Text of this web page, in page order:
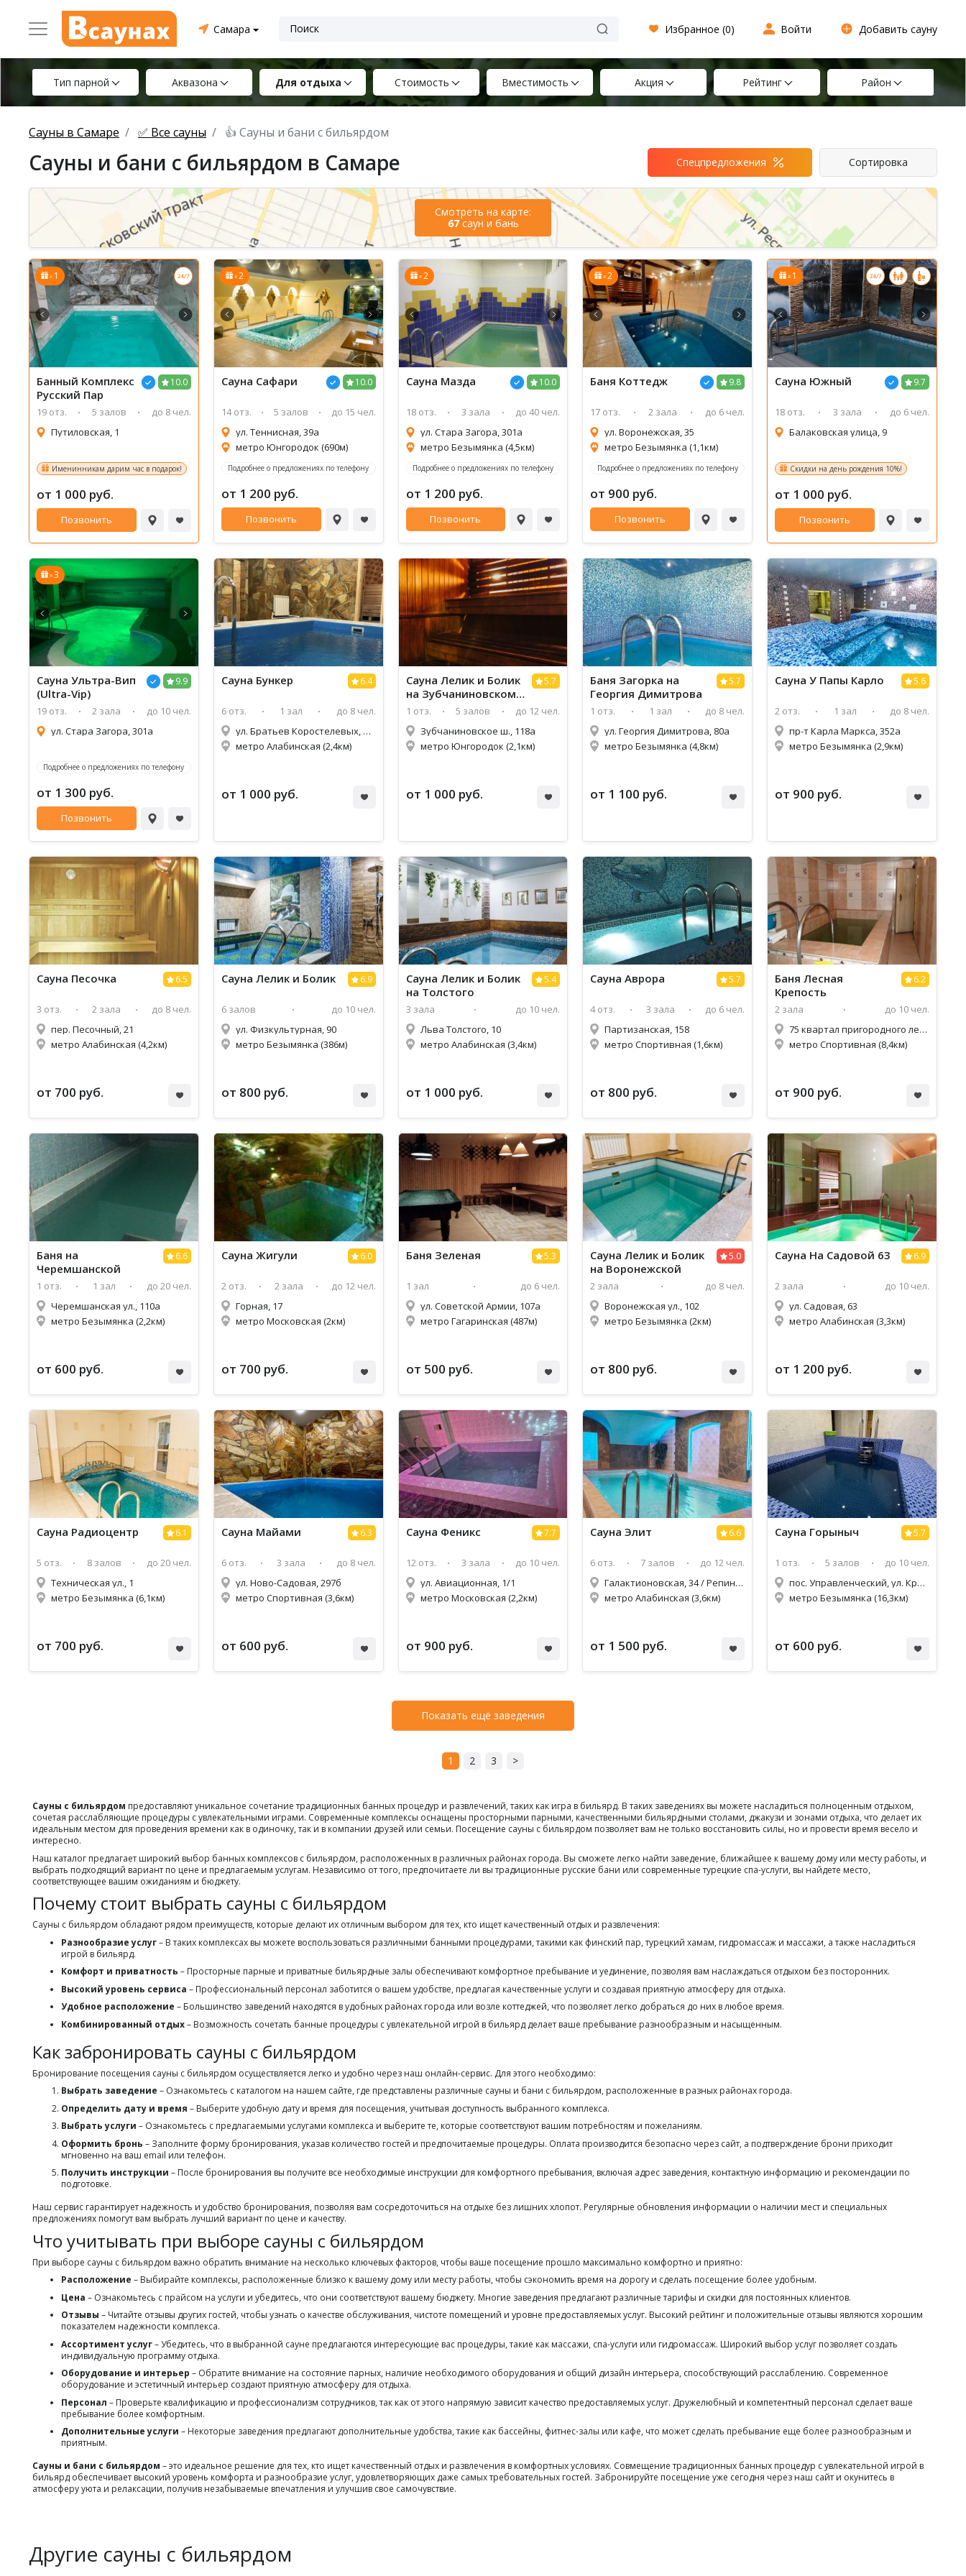
Самара Избранное (0) Войти Добавить сауну
Тип парной Аквазона Для отдыха Стоимость Вместимость Акция Рейтинг Район
Сауны в Самаре ✅ Все сауны 👍 Сауны и бани с бильярдом
Сауны и бани с бильярдом в Самаре Спецпредложения Сортировка
Смотреть на карте:
67саун и бань
x 1
10.0
Банный Комплекс
Русский Пар
19 отз. 5 залов
до 8 чел.
Путиловская, 1
Именинникам дарим час в подарок!
от 1 000 руб.
Позвонить
x 2
10.0
Сауна Сафари
14 отз. 5 залов
до 15 чел.
ул. Теннисная, 39а
метро Юнгородок (690м)
Подробнее о предложениях по телефону
от 1 200 руб.
Позвонить
x 2
10.0
Сауна Мазда
18 отз. 3 зала
до 40 чел.
ул. Стара Загора, 301а
метро Безымянка (4,5км)
Подробнее о предложениях по телефону
от 1 200 руб.
Позвонить
x 2
9.8
Баня Коттедж
17 отз. 2 зала
до 6 чел.
ул. Воронежская, 35
метро Безымянка (1,1км)
Подробнее о предложениях по телефону
от 900 руб.
Позвонить
x 1
9.7
Сауна Южный
18 отз. 3 зала
до 6 чел.
Балаковская улица, 9
Скидки на день рождения 10%!
от 1 000 руб.
Позвонить
x3
9.9
Сауна Ультра-Вип
(Ultra-Vip)
19 отз. 2 зала
до 10 чел.
ул. Стара Загора, 301а
Подробнее о предложениях по телефону
от 1 300 руб.
Позвонить
6.4
Сауна Бункер
6 отз. 1 зал
до 8 чел.
ул. Братьев Коростелевых, 112
метро Алабинская (2,4км)
от 1 000 руб.
5.7
Сауна Лелик и Болик
на Зубчаниновском
шоссе
1 отз. 5 залов
до 12 чел.
Зубчаниновское ш., 118а
метро Юнгородок (2,1км)
от 1 000 руб.
5.7
Баня Загорка на
Георгия Димитрова
1 отз. 1 зал
до 8 чел.
ул. Георгия Димитрова, 80а
метро Безымянка (4,8км)
от 1 100 руб.
5.6
Сауна У Папы Карло
2 отз. 1 зал
до 8 чел.
пр-т Карла Маркса, 352а
метро Безымянка (2,9км)
от 900 руб.
6.5
Сауна Песочка
3 отз. 2 зала
до 8 чел.
пер. Песочный, 21
метро Алабинская (4,2км)
от 700 руб.
6.9
Сауна Лелик и Болик
6 залов
до 10 чел.
ул. Физкультурная, 90
метро Безымянка (386м)
от 800 руб.
5.4
Сауна Лелик и Болик
на Толстого
3 зала
до 10 чел.
Льва Толстого, 10
метро Алабинская (3,4км)
от 1 000 руб.
5.7
Сауна Аврора
4 отз. 3 зала
до 6 чел.
Партизанская, 158
метро Спортивная (1,6км)
от 800 руб.
6.2
Баня Лесная
Крепость
2 зала
до 10 чел.
75 квартал пригородного лесничества
метро Спортивная (8,4км)
от 900 руб.
6.6
Баня на
Черемшанской
1 отз. 1 зал
до 20 чел.
Черемшанская ул., 110а
метро Безымянка (2,2км)
от 600 руб.
6.0
Сауна Жигули
2 отз. 2 зала
до 12 чел.
Горная, 17
метро Московская (2км)
от 700 руб.
5.3
Баня Зеленая
1 зал
до 6 чел.
ул. Советской Армии, 107а
метро Гагаринская (487м)
от 500 руб.
5.0
Сауна Лелик и Болик
на Воронежской
2 зала
до 8 чел.
Воронежская ул., 102
метро Безымянка (2км)
от 800 руб.
6.9
Сауна На Садовой 63
2 зала
до 10 чел.
ул. Садовая, 63
метро Алабинская (3,3км)
от 1 200 руб.
6.1
Сауна Радиоцентр
5 отз. 8 залов
до 20 чел.
Техническая ул., 1
метро Безымянка (6,1км)
от 700 руб.
6.3
Сауна Майами
6 отз. 3 зала
до 8 чел.
ул. Ново-Садовая, 297б
метро Спортивная (3,6км)
от 600 руб.
7.7
Сауна Феникс
12 отз. 3 зала
до 10 чел.
ул. Авиационная, 1/1
метро Московская (2,2км)
от 900 руб.
6.6
Сауна Элит
6 отз. 7 залов
до 12 чел.
Галактионовская, 34 / Репина пер, 8
метро Алабинская (3,6км)
от 1 500 руб.
5.7
Сауна Горыныч
1 отз. 5 залов
до 10 чел.
пос. Управленческий, ул. Красноглинское ш. 1а
метро Безымянка (16,3км)
от 600 руб.
Показать ещё заведения
1 2 3 >
Сауны с бильярдом предоставляют уникальное сочетание традиционных банных процедур и развлечений, таких как игра в бильярд. В таких заведениях вы можете насладиться полноценным отдыхом,
сочетая расслабляющие процедуры с увлекательными играми. Современные комплексы оснащены просторными парными, качественными бильярдными столами, джакузи и зонами отдыха, что делает их
идеальным местом для проведения времени как в одиночку, так и в компании друзей или семьи. Посещение сауны с бильярдом позволяет вам не только восстановить силы, но и провести время весело и
интересно.
Наш каталог предлагает широкий выбор банных комплексов с бильярдом, расположенных в различных районах города. Вы сможете легко найти заведение, ближайшее к вашему дому или месту работы, и
выбрать подходящий вариант по цене и предлагаемым услугам. Независимо от того, предпочитаете ли вы традиционные русские бани или современные турецкие спа-услуги, вы найдете место,
соответствующее вашим ожиданиям и бюджету.
Почему стоит выбрать сауны с бильярдом
Сауны с бильярдом обладают рядом преимуществ, которые делают их отличным выбором для тех, кто ищет качественный отдых и развлечения:
Разнообразие услуг– В таких комплексах вы можете воспользоваться различными банными процедурами, такими как финский пар, турецкий хамам, гидромассаж и массажи, а также насладиться
игрой в бильярд.
Комфорт и приватность – Просторные парные и приватные бильярдные залы обеспечивают комфортное пребывание и уединение, позволяя вам наслаждаться отдыхом без посторонних.
Высокий уровень сервиса – Профессиональный персонал заботится о вашем удобстве, предлагая качественные услуги и создавая приятную атмосферу для отдыха.
Удобное расположение – Большинство заведений находятся в удобных районах города или возле коттеджей, что позволяет легко добраться до них в любое время.
Комбинированный отдых– Возможность сочетать банные процедуры с увлекательной игрой в бильярд делает ваше пребывание разнообразным и насыщенным.
Как забронировать сауны с бильярдом
Бронирование посещения сауны с бильярдом осуществляется легко и удобно через наш онлайн-сервис. Для этого необходимо:
Выбрать заведение – Ознакомьтесь с каталогом на нашем сайте, где представлены различные сауны и бани с бильярдом, расположенные в разных районах города.
Определить дату и время – Выберите удобную дату и время для посещения, учитывая доступность выбранного комплекса.
Выбрать услуги – Ознакомьтесь с предлагаемыми услугами комплекса и выберите те, которые соответствуют вашим потребностям и пожеланиям.
Оформить бронь – Заполните форму бронирования, указав количество гостей и предпочитаемые процедуры. Оплата производится безопасно через сайт, а подтверждение брони приходит
мгновенно на ваш email или телефон.
Получить инструкции – После бронирования вы получите все необходимые инструкции для комфортного пребывания, включая адрес заведения, контактную информацию и рекомендации по
подготовке.
Наш сервис гарантирует надежность и удобство бронирования, позволяя вам сосредоточиться на отдыхе без лишних хлопот. Регулярные обновления информации о наличии мест и специальных
предложениях помогут вам выбрать лучший вариант по цене и качеству.
Что учитывать при выборе сауны с бильярдом
При выборе сауны с бильярдом важно обратить внимание на несколько ключевых факторов, чтобы ваше посещение прошло максимально комфортно и приятно:
Расположение – Выбирайте комплексы, расположенные близко к вашему дому или месту работы, чтобы сэкономить время на дорогу и сделать посещение более удобным.
Цена – Ознакомьтесь с прайсом на услуги и убедитесь, что они соответствуют вашему бюджету. Многие заведения предлагают различные тарифы и скидки для постоянных клиентов.
Отзывы – Читайте отзывы других гостей, чтобы узнать о качестве обслуживания, чистоте помещений и уровне предоставляемых услуг. Высокий рейтинг и положительные отзывы являются хорошим
показателем надежности комплекса.
Ассортимент услуг– Убедитесь, что в выбранной сауне предлагаются интересующие вас процедуры, такие как массажи, спа-услуги или гидромассаж. Широкий выбор услуг позволяет создать
индивидуальную программу отдыха.
Оборудование и интерьер – Обратите внимание на состояние парных, наличие необходимого оборудования и общий дизайн интерьера, способствующий расслаблению. Современное
оборудование и эстетичный интерьер создают приятную атмосферу для отдыха.
Персонал – Проверьте квалификацию и профессионализм сотрудников, так как от этого напрямую зависит качество предоставляемых услуг. Дружелюбный и компетентный персонал сделает ваше
пребывание более комфортным.
Дополнительные услуги – Некоторые заведения предлагают дополнительные удобства, такие как бассейны, фитнес-залы или кафе, что может сделать пребывание еще более разнообразным и
приятным.
Сауны и бани с бильярдом – это идеальное решение для тех, кто ищет качественный отдых и развлечения в комфортных условиях. Совмещение традиционных банных процедур с увлекательной игрой в
бильярд обеспечивает высокий уровень комфорта и разнообразие услуг, удовлетворяющих даже самых требовательных гостей. Забронируйте посещение уже сегодня через наш сайт и окунитесь в
атмосферу уюта и релаксации, получив незабываемые впечатления и улучшив свое самочувствие.
Другие сауны с бильярдом